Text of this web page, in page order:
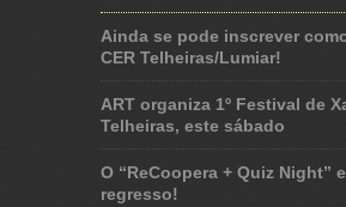
Ainda se pode inscrever
CER Telheiras/Lumiar!
ART organiza 1º Festival de
Telheiras, este sábado
O “ReCoopera + Quiz Night”
regresso!